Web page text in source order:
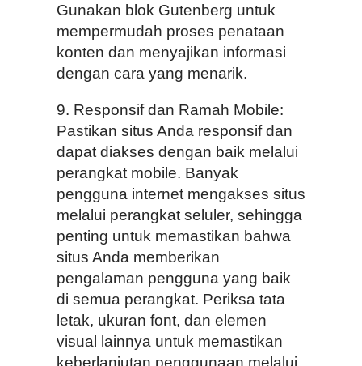
Gunakan blok Gutenberg untuk
mempermudah proses penataan
konten dan menyajikan informasi
dengan cara yang menarik.
9. Responsif dan Ramah Mobile:
Pastikan situs Anda responsif dan
dapat diakses dengan baik melalui
perangkat mobile. Banyak
pengguna internet mengakses situs
melalui perangkat seluler, sehingga
penting untuk memastikan bahwa
situs Anda memberikan
pengalaman pengguna yang baik
di semua perangkat. Periksa tata
letak, ukuran font, dan elemen
visual lainnya untuk memastikan
keberlanjutan penggunaan melalui